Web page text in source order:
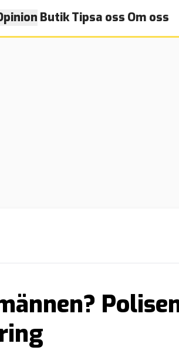
ButikTipsa oss Om oss